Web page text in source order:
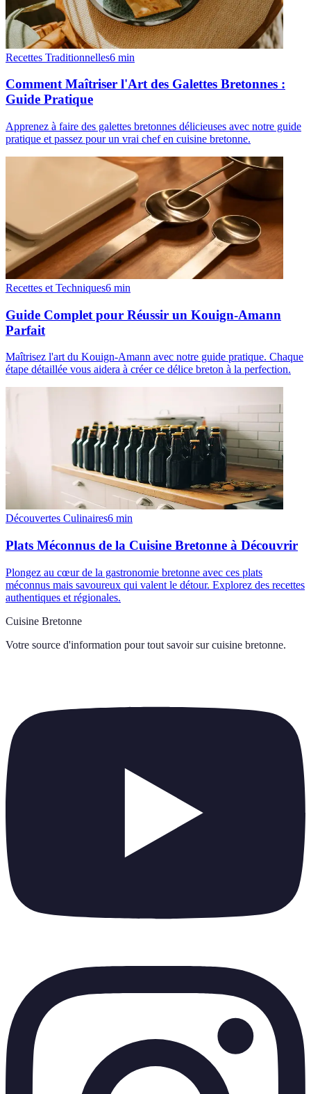
Recettes Traditionnelles6 min
Comment Maîtriser l'Art des Galettes Bretonnes :
Guide Pratique
Apprenez à faire des galettes bretonnes délicieuses avec notre guide
pratique et passez pour un vrai chef en cuisine bretonne.
Recettes et Techniques6 min
Guide Complet pour Réussir un Kouign-Amann
Parfait
Maîtrisez l'art du Kouign-Amann avec notre guide pratique. Chaque
étape détaillée vous aidera à créer ce délice breton à la perfection.
Découvertes Culinaires6 min
Plats Méconnus de la Cuisine Bretonne à Découvrir
Plongez au cœur de la gastronomie bretonne avec ces plats
méconnus mais savoureux qui valent le détour. Explorez des recettes
authentiques et régionales.
Cuisine Bretonne
Votre source d'information pour tout savoir sur cuisine bretonne.